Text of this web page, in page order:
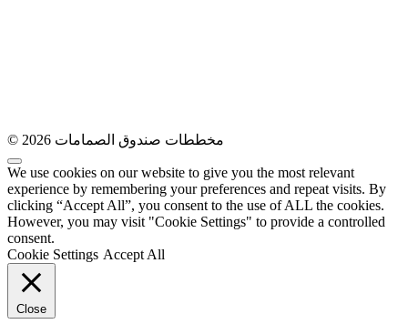
© 2026 مخططات صندوق الصمامات
We use cookies on our website to give you the most relevant
experience by remembering your preferences and repeat visits. By
clicking “Accept All”, you consent to the use of ALL the cookies.
However, you may visit "Cookie Settings" to provide a controlled
consent.
Cookie Settings Accept All
Close